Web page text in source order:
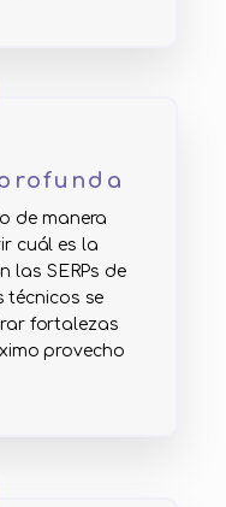
de manera
cuál es la
las SERPs de
técnicos se
fortalezas
provecho